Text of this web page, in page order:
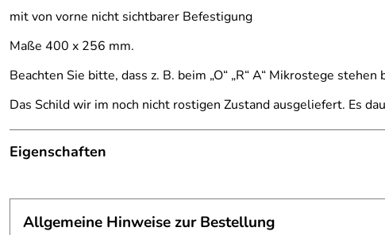
mit von vorne nicht sichtbarer Befestigung
Maße 400 x 256 mm.
Beachten Sie bitte, dass z. B. beim „O“ „R“ A“ Mikrostege
Das Schild wir im noch nicht rostigen Zustand ausgeliefert. Es
Eigenschaften
Fertigungsverfahren:
gelasert
Allgemeine Hinweise zur Bestellung